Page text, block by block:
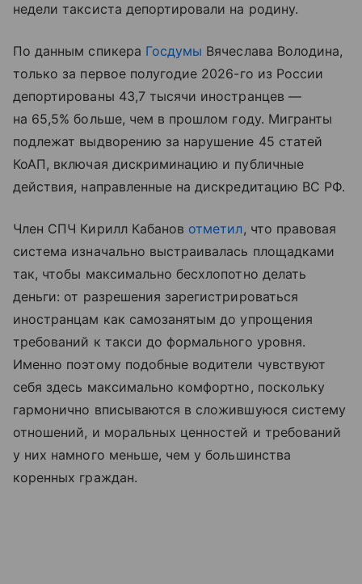
недели таксиста депортировали на родину.
По данным спикера Госдумы Вячеслава Володина,
только за первое полугодие 2026-го из России
депортированы 43,7 тысячи иностранцев —
на 65,5% больше, чем в прошлом году. Мигранты
подлежат выдворению за нарушение 45 статей
КоАП, включая дискриминацию и публичные
действия, направленные на дискредитацию ВС РФ.
Член СПЧ Кирилл Кабанов отметил, что правовая
система изначально выстраивалась площадками
так, чтобы максимально бесхлопотно делать
деньги: от разрешения зарегистрироваться
иностранцам как самозанятым до упрощения
требований к такси до формального уровня.
Именно поэтому подобные водители чувствуют
себя здесь максимально комфортно, поскольку
гармонично вписываются в сложившуюся систему
отношений, и моральных ценностей и требований
у них намного меньше, чем у большинства
коренных граждан.